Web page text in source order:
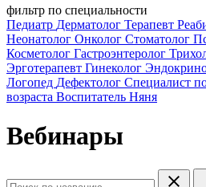
фильтр по специальности
Педиатр Дерматолог Терапевт
Неонатолог Онколог Стоматолог
Косметолог Гастроэнтеролог
Эрготерапевт Гинеколог
Логопед Дефектолог Специалист
возраста Воспитатель Няня
Вебинары